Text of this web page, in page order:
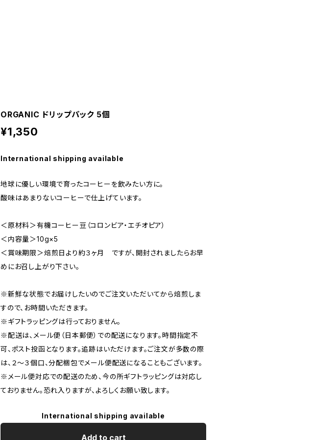
ORGANIC ドリップパック 5個
¥1,350
International shipping available
地球に優しい環境で育ったコーヒーを飲みたい方に。
酸味はあまりないコーヒーで仕上げています。
＜原材料＞有機コーヒー豆（コロンビア・エチオピア）
＜内容量＞10g×5
＜賞味期限＞焙煎日より約３ヶ月 ですが、開封されましたらお早
めにお召し上がり下さい。
※新鮮な状態でお届けしたいのでご注文いただいてから焙煎しま
すので、お時間いただきます。
※ギフトラッピングは行っておりません。
※配送は、メール便（日本郵便）での配送になります。時間指定不
可、ポスト投函となります。追跡はいただけます。ご注文が多数の際
は、２〜３個口、分配梱包でメール便配送になることもございます。
※メール便対応での配送のため、今の所ギフトラッピングは対応し
ておりません。恐れ入りますが、よろしくお願い致します。
International shipping available
Add to cart